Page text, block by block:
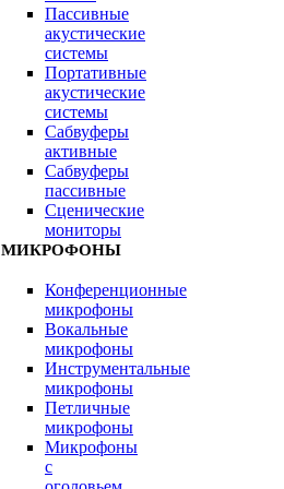
Пассивные
акустические
системы
Портативные
акустические
системы
Сабвуферы
активные
Сабвуферы
пассивные
Сценические
мониторы
МИКРОФОНЫ
Конференционные
микрофоны
Вокальные
микрофоны
Инструментальные
микрофоны
Петличные
микрофоны
Микрофоны
с